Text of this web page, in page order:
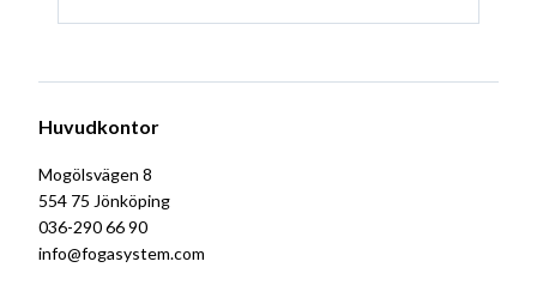
Huvudkontor
Mogölsvägen 8
554 75 Jönköping
036-290 66 90
info@fogasystem.com